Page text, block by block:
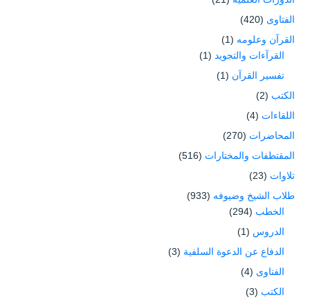
الفتاوى (420)
القرآن وعلومه (1)
القرآءات والتجويد (1)
تفسير القرآن (1)
الكتب (2)
اللقاءات (4)
المحاضرات (270)
المقتطفات والمختارات (516)
تلاوات (23)
طلاب الشيخ وضيوفه (933)
الخطب (294)
الدروس (1)
الدفاع عن الدعوة السلفية (3)
الفتاوى (4)
الكتب (3)